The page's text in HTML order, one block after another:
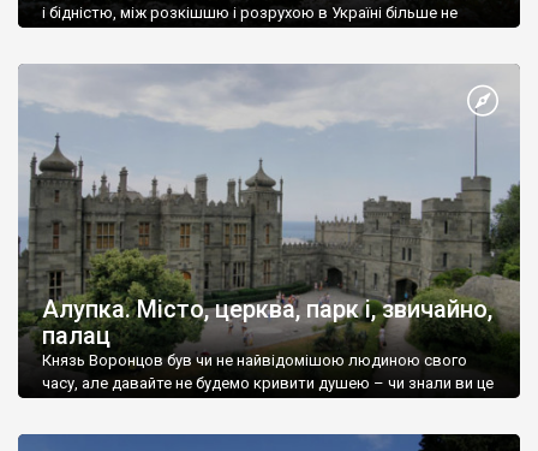
і бідністю, між розкішшю і розрухою в Україні більше не
Алупка. Місто, церква, парк і, звичайно,
палац
Князь Воронцов був чи не найвідомішою людиною свого
часу, але давайте не будемо кривити душею – чи знали ви це